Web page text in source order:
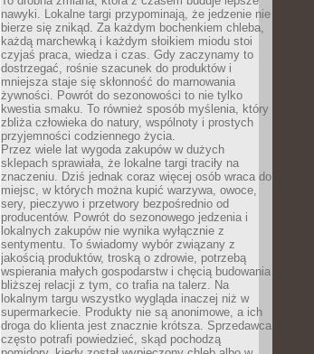
nawyki. Lokalne targi przypominają, że jedzenie nie
bierze się znikąd. Za każdym bochenkiem chleba,
każdą marchewką i każdym słoikiem miodu stoi
czyjaś praca, wiedza i czas. Gdy zaczynamy to
dostrzegać, rośnie szacunek do produktów i
mniejsza staje się skłonność do marnowania
żywności. Powrót do sezonowości to nie tylko
kwestia smaku. To również sposób myślenia, który
zbliża człowieka do natury, wspólnoty i prostych
przyjemności codziennego życia.
Przez wiele lat wygoda zakupów w dużych
sklepach sprawiała, że lokalne targi traciły na
znaczeniu. Dziś jednak coraz więcej osób wraca do
miejsc, w których można kupić warzywa, owoce,
sery, pieczywo i przetwory bezpośrednio od
producentów. Powrót do sezonowego jedzenia i
lokalnych zakupów nie wynika wyłącznie z
sentymentu. To świadomy wybór związany z
jakością produktów, troską o zdrowie, potrzebą
wspierania małych gospodarstw i chęcią budowania
bliższej relacji z tym, co trafia na talerz. Na
lokalnym targu wszystko wygląda inaczej niż w
supermarkecie. Produkty nie są anonimowe, a ich
droga do klienta jest znacznie krótsza. Sprzedawca
często potrafi powiedzieć, skąd pochodzą